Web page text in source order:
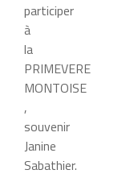
participer
à
la
PRIMEVERE
MONTOISE
,
souvenir
Janine
Sabathier.